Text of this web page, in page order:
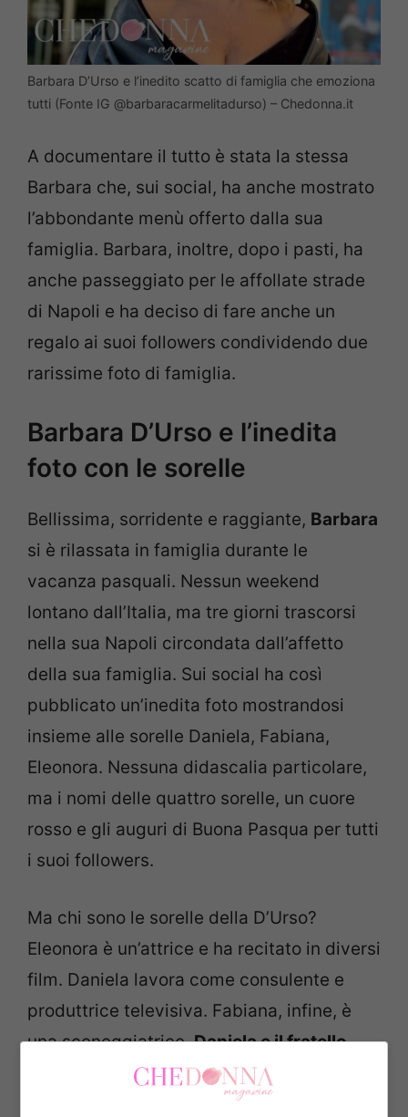
Barbara D’Urso e l’inedito scatto di famiglia che emoziona
tutti (Fonte IG @barbaracarmelitadurso) – Chedonna.it
A documentare il tutto è stata la stessa
Barbara che, sui social, ha anche mostrato
l’abbondante menù offerto dalla sua
famiglia. Barbara, inoltre, dopo i pasti, ha
anche passeggiato per le affollate strade
di Napoli e ha deciso di fare anche un
regalo ai suoi followers condividendo due
rarissime foto di famiglia.
Barbara D’Urso e l’inedita
foto con le sorelle
Bellissima, sorridente e raggiante, Barbara
si è rilassata in famiglia durante le
vacanza pasquali. Nessun weekend
lontano dall’Italia, ma tre giorni trascorsi
nella sua Napoli circondata dall’affetto
della sua famiglia. Sui social ha così
pubblicato un’inedita foto mostrandosi
insieme alle sorelle Daniela, Fabiana,
Eleonora. Nessuna didascalia particolare,
ma i nomi delle quattro sorelle, un cuore
rosso e gli auguri di Buona Pasqua per tutti
i suoi followers.
Ma chi sono le sorelle della D’Urso?
Eleonora è un’attrice e ha recitato in diversi
film. Daniela lavora come consulente e
produttrice televisiva. Fabiana, infine, è
una sceneggiatrice.Daniela e il fratello
esattamente come Barbara,
sono nati dal primo matrimonio di papà